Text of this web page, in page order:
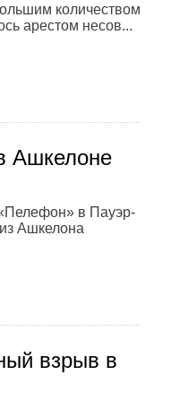
количеством
арестом несов...
Ашкелоне
в Пауэр-
Ашкелона
взрыв в